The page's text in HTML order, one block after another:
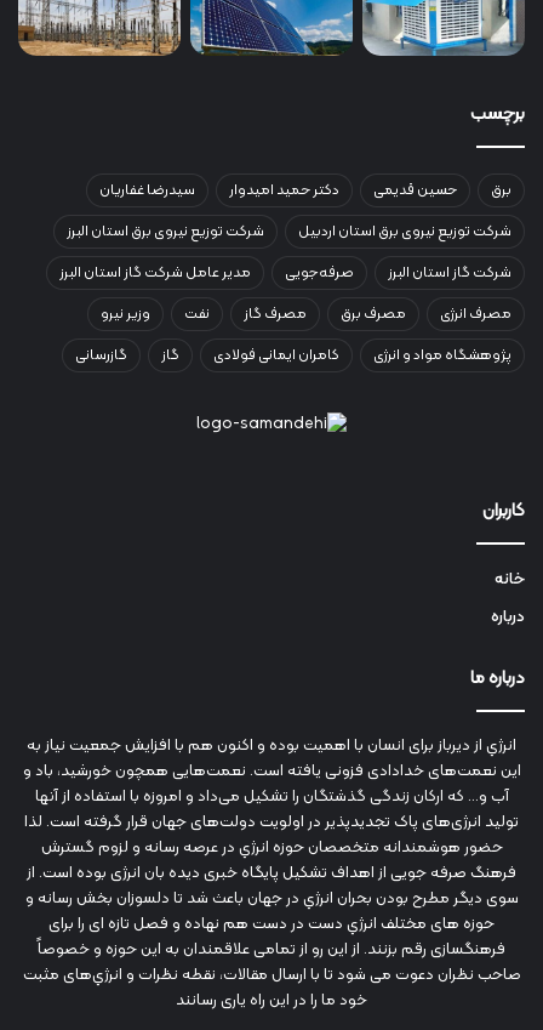
برچسب
برق حسین قدیمی دکتر حمید امیدوار
سیدرضا غفاریان
شرکت توزیع نیروی برق استان اردبیل
شرکت توزیع نیروی برق استان البرز
شرکت گاز استان البرز
صرفه‌جویی
مدیر عامل شرکت گاز استان البرز
مصرف انرژی
مصرف برق مصرف گاز نفت
وزیر نیرو
پژوهشگاه مواد و انرژی
کامران ایمانی فولادی گاز گازرسانی
کاربران
خانه
درباره
درباره ما
انرژي‌ از دیرباز برای انسان با اهمیت بوده و اکنون هم با افزایش جمعیت نیاز به
این نعمت‌های خدادادی فزونی یافته است. نعمت‌هایی همچون خورشید، باد و
آب و... که ارکان زندگی گذشتگان را تشکیل می‌داد و امروزه با استفاده از آنها
تولید انرژی‌های پاک تجدیدپذیر در اولویت دولت‌های جهان قرار گرفته است. لذا
حضور هوشمندانه متخصصان حوزه انرژي در عرصه رسانه و لزوم گسترش
فرهنگ صرفه جویی از اهداف تشکیل پایگاه خبری دیده بان انرژی بوده است. از
سوی دیگر مطرح بودن بحران انرژي در جهان باعث شد تا دلسوزان بخش رسانه و
حوزه های مختلف انرژي دست در دست هم نهاده و فصل تازه ای را برای
فرهنگسازی رقم بزنند. از این رو از تمامی علاقمندان به این حوزه و خصوصاً
صاحب نظران دعوت می شود تا با ارسال مقالات، نقطه نظرات و انرژي‌های مثبت
خود ما را در این راه یاری رسانند